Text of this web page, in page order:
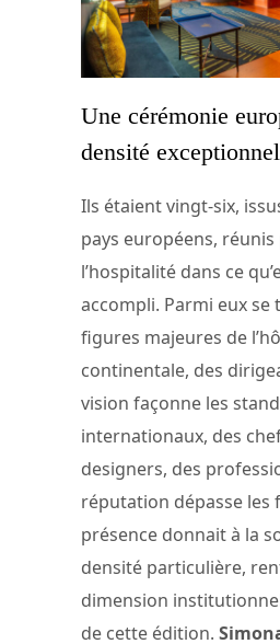
Une cérémonie
densité
Ils étaient vingt-six,
pays européens,
l’hospitalité dans ce
accompli. Parmi eux se
figures majeures de
continentale, des
vision façonne les
internationaux, des
designers, des
réputation dépasse les
présence donnait à la
densité particulière,
dimension
de cette édition.